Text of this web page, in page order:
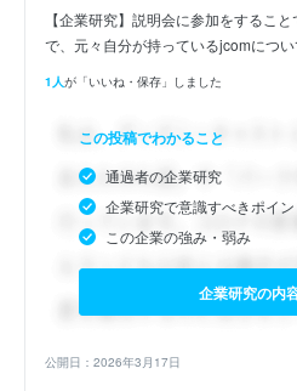
【企業研究】説明会に参加をするこ
で、元々自分が持っているjcomにつ
1人が「いいね・保存」しました
この投稿でわかること
通過者の企業研究
企業研究で意識すべきポイン
この企業の強み・弱み
企業研究の内
公開日：2026年3月17日